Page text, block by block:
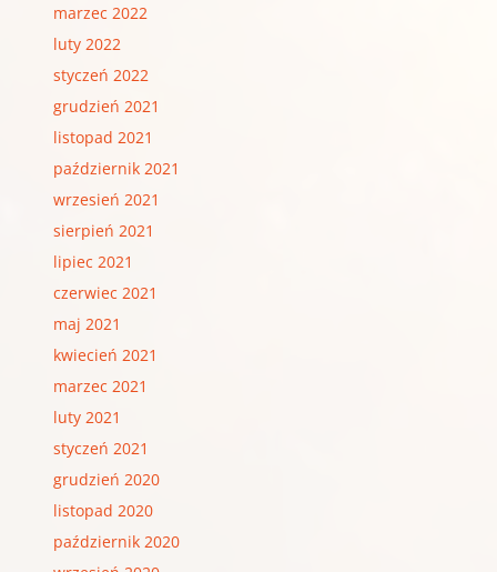
marzec 2022
luty 2022
styczeń 2022
grudzień 2021
listopad 2021
październik 2021
wrzesień 2021
sierpień 2021
lipiec 2021
czerwiec 2021
maj 2021
kwiecień 2021
marzec 2021
luty 2021
styczeń 2021
grudzień 2020
listopad 2020
październik 2020